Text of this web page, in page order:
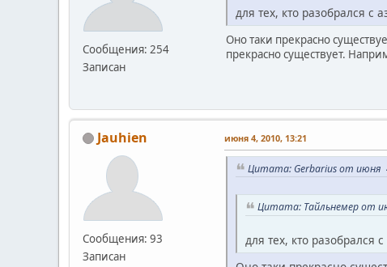
Сообщения: 254
Записан
для тех, кто разобрался с
Оно таки прекрасно
прекрасно существует.
Jauhien
Сообщения: 93
Записан
июня 4, 2010, 13:21
Цитата: Gerbarius от июня
Цитата: Тайльнемер от
для тех, кто разобрался